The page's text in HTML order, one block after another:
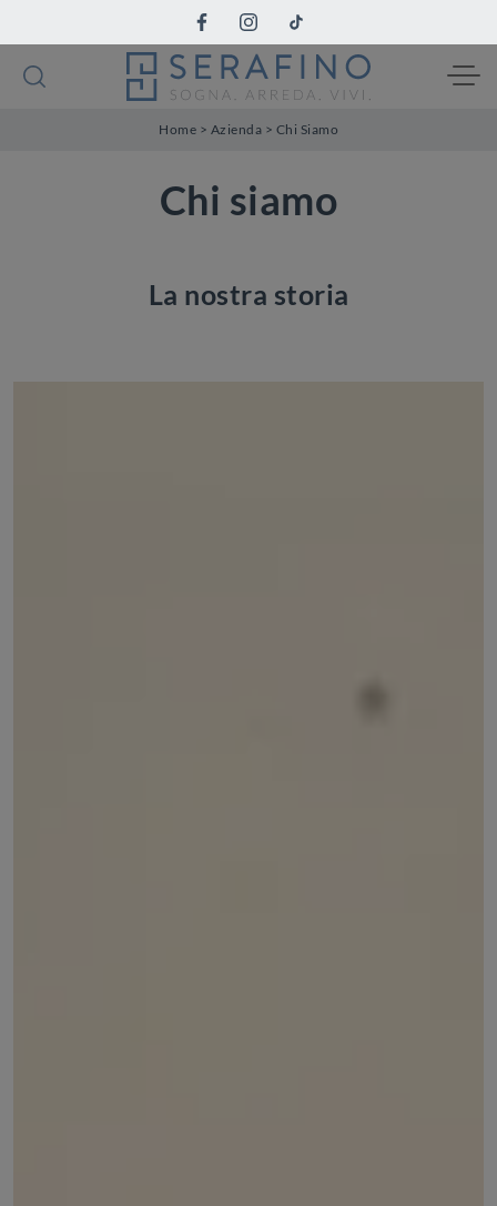
Home > Azienda > Chi Siamo
Chi siamo
La nostra storia